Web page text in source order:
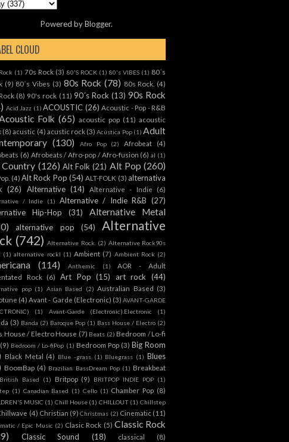
Powered byBlogger.
CLOUD
(1) 70s Rock (3) 80'S ROCK (1) 80's VIBES (1) 80´s
(9) 80´s Vibes (3) 80s Rock (78) 80s Rock. (4)
(8) 90's rock (11) 90´s Rock (13) 90s Rock
Acid Jazz (1) ACOUSTIC (26) Acoustic - Pop - R&B
Folk (65) acoustic pop (11) acoustic
(8) acustic (4) acustic rock (3) Acústica Pop (1) Adult
(130) Afro Pop (2) Afrobeat
(4)
(6) Afrobeats / Afro-pop / Afro-fusion (6) al (1)
(126) Alt Folk (21) Alt Pop (260)
(4) Alt Rock Pop (54) ALT-FOLK (3) alternativa
(26) Alternative (14) Alternative - Indie (6)
/ Indie (1) Alternative / Indie R&B (27)
Hip-Hop
(31)
Alternative Metal
alternative pop (54)
Alternative
(742) Alternative Rock. (2) Alternative Rock90s
(1) alternative rockl (1) Ambient (7) Ambient Rock (2)
(114) Anthemic (1)
AOR - Adult
Rock (6) Art Pop (15) art rock (44)
pop (1) Asian Based (2) Australian Based (3)
(4) Avant - Garde (Electronic) (3) AVANT-GARDE
(1) Avant-Garde (Electronic).Electronic (1)
(3) Banda (2) Baroque Pop (1) Bass House / Electro (2)
House / Electro House (7) Beats (2) Bedroom / Lo-fi
(9) Bedroom / Lo-fiPop (1) Bedroom Pop (3) Big Room
Black Metal (4) Blue -grass (1) Bluegrass (1) Blues
BoomBap (4) Brazilian BassDream Pop (1) Breakbeat
British Based (1) Britpop (9) BRITPOP INDIE POP (1)
(1) Canadian Based (1) Cello (1) Chamber Pop (8)
MUSIC (1) Chill House (1) CHILLOUT (1) Chillstep
(4) Christian (9) Christmas (2) Cinematic (11)
/ Epic Music (2) Clasic Rock (5) Classic Rock
Classic Sound (18) classical (8)